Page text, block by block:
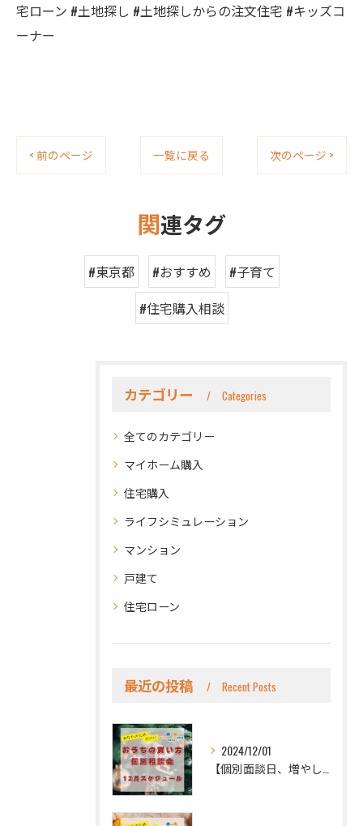
宅ローン #土地探し #土地探しからの注文住宅 #キッズコ
ーナー
< 前のページ 一覧に戻る 次のページ >
関連タグ
#東京都 #おすすめ
#子育て
#住宅購入相談
カテゴリー Categories
全てのカテゴリー
マイホーム購入
住宅購入
ライフシミュレーション
マンション
戸建て
住宅ローン
最近の投稿 Recent Posts
2024/12/01